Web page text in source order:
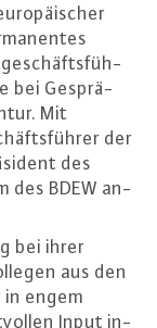
bei Ge­sprä­
Mit
der
des
des BDEW an­
bei ihrer
aus den
in engem
Input in­